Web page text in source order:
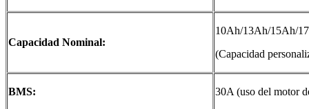
Capacidad Nominal:
10Ah/13Ah/15Ah/
(Capacidad
BMS: 30A (uso del motor